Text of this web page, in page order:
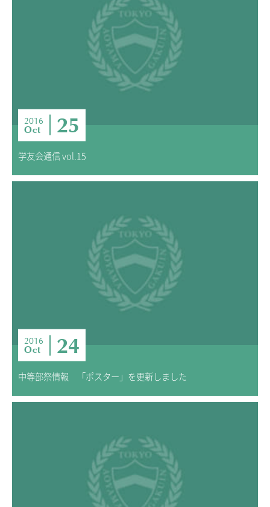
2016
Oct 25
学友会通信 vol.15
2016
Oct 24
中等部祭情報 「ポスター」を更新しました